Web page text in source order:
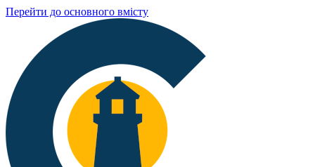
Перейти до основного вмісту